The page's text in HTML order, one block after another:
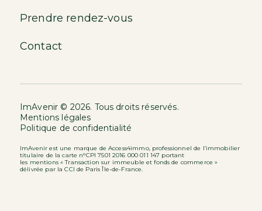
Prendre rendez-vous
Contact
ImAvenir © 2026. Tous droits réservés.
Mentions légales
Politique de confidentialité
ImAvenir est une marque de Access4immo, professionnel de l’immobilier
titulaire de la carte n°CPI 7501 2016 000 011 147 portant
les mentions « Transaction sur immeuble et fonds de commerce »
délivrée par la CCI de Paris Île-de-France.